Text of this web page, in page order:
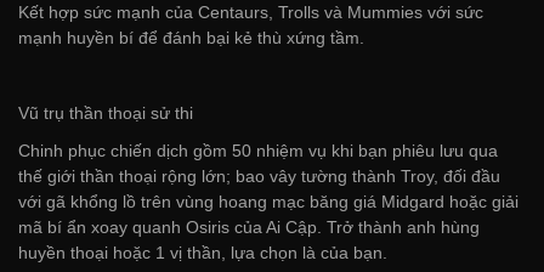
Kết hợp sức mạnh của Centaurs, Trolls và Mummies với sức
mạnh huyền bí để đánh bại kẻ thù xứng tầm.
Vũ trụ thần thoại sử thi
Chinh phục chiến dịch gồm 50 nhiệm vụ khi bạn phiêu lưu qua
thế giới thần thoại rộng lớn; bao vây tường thành Troy, đối đầu
với gã khổng lồ trên vùng hoang mạc băng giá Midgard hoặc giải
mã bí ẩn xoay quanh Osiris của Ai Cập. Trở thành anh hùng
huyền thoại hoặc 1 vị thần, lựa chọn là của bạn.